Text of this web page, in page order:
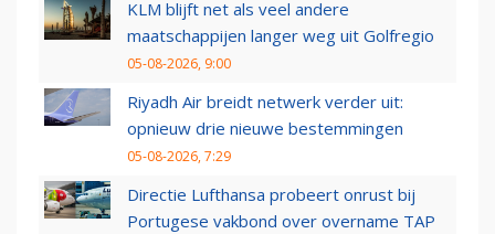
KLM blijft net als veel andere
maatschappijen langer weg uit Golfregio
05-08-2026, 9:00
Riyadh Air breidt netwerk verder uit:
opnieuw drie nieuwe bestemmingen
05-08-2026, 7:29
Directie Lufthansa probeert onrust bij
Portugese vakbond over overname TAP